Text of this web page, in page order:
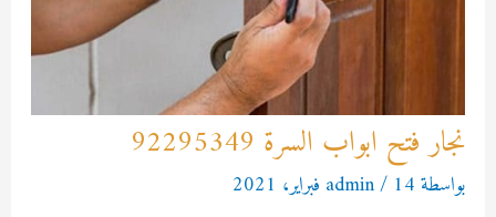
نجار فتح ابواب السرة 92295349
بواسطة admin/ 14 فبراير، 2021